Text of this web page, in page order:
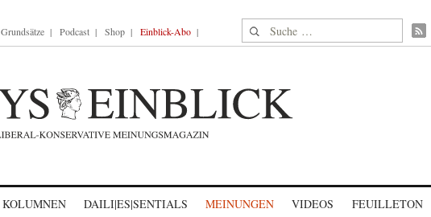
Grundsätze Podcast Shop Einblick-Abo Suche nach:
KOLUMNEN DAILI|ES|SENTIALS MEINUNGEN VIDEOS FEUILLETON